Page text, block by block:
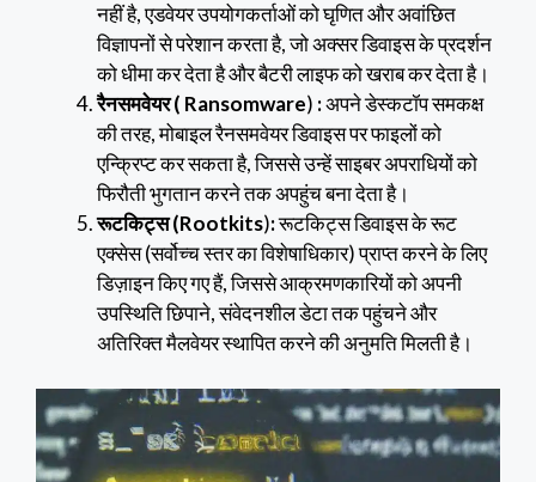
नहीं है, एडवेयर उपयोगकर्ताओं को घृणित और अवांछित
विज्ञापनों से परेशान करता है, जो अक्सर डिवाइस के प्रदर्शन
को धीमा कर देता है और बैटरी लाइफ को खराब कर देता है।
रैनसमवेयर ( Ransomware) :अपने डेस्कटॉप समकक्ष
की तरह, मोबाइल रैनसमवेयर डिवाइस पर फाइलों को
एन्क्रिप्ट कर सकता है, जिससे उन्हें साइबर अपराधियों को
फिरौती भुगतान करने तक अपहुंच बना देता है।
रूटकिट्स (Rootkits):रूटकिट्स डिवाइस के रूट
एक्सेस (सर्वोच्च स्तर का विशेषाधिकार) प्राप्त करने के लिए
डिज़ाइन किए गए हैं, जिससे आक्रमणकारियों को अपनी
उपस्थिति छिपाने, संवेदनशील डेटा तक पहुंचने और
अतिरिक्त मैलवेयर स्थापित करने की अनुमति मिलती है।